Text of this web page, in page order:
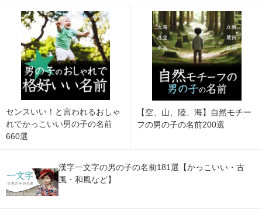
センスいい！と言われるおしゃ
れでかっこいい男の子の名前
660選
【空、山、陸、海】自然モチー
フの男の子の名前200選
漢字一文字の男の子の名前181選【かっこいい・古
風・和風など】